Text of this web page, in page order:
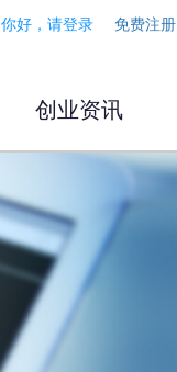
你好，请登录 免费注册
创业资讯